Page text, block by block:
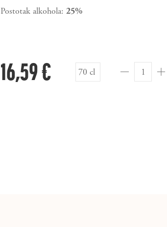
Postotak alkohola:25%
16,59 € 70 cl